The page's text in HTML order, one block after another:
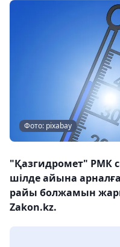
Фото: pixabay
"Қазгидромет" РМК
шілде айына
райы болжамын
Zakon.kz.